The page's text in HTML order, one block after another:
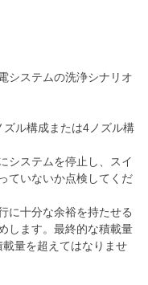
システムの洗浄シナリオ
ズル構成または4ノズル構
システムを停止し、スイ
ていないか点検してくだ
に十分な余裕を持たせる
します。最終的な積載量
量を超えてはなりませ